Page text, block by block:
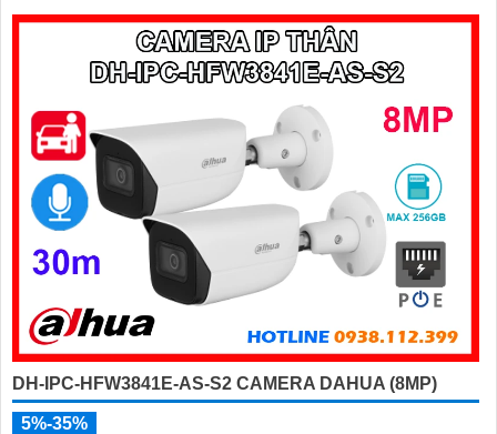
pháp giám sát toàn diện và hiệu quả
DH-IPC-HFW3841E-AS-S2 CAMERA DAHUA (8MP)
5%-35%